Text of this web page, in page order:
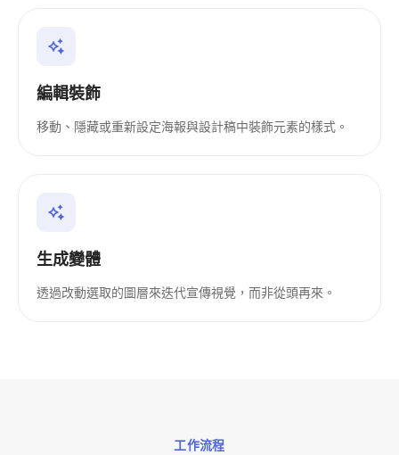
編輯裝飾
移動、隱藏或重新設定海報與設計稿中裝飾元素的樣式。
生成變體
透過改動選取的圖層來迭代宣傳視覺，而非從頭再來。
工作流程